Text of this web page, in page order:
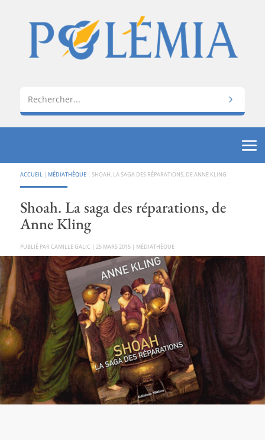
ACCUEIL | MÉDIATHÈQUE| SHOAH. LA SAGA DES RÉPARATIONS, DE ANNE KLING
Shoah. La saga des réparations, de
Anne Kling
PAR CAMILLE GALIC | 25 MARS 2015| MÉDIATHÈQUE